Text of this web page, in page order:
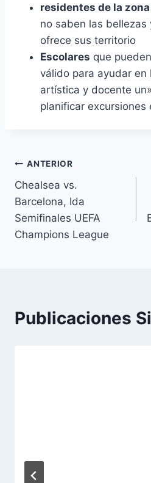
residentes de la zona
no saben las bellezas
ofrece sus territorio
Escolares que
válido para ayudar en
artística y docente
planificar excursiones
Navegación
de
entradas
ANTERIOR
Chealsea vs.
Barcelona, Ida
Semifinales UEFA
Champions League
Publicaciones